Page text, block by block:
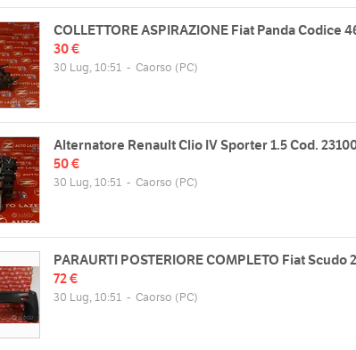
COLLETTORE ASPIRAZIONE Fiat Panda Codice
30 €
30 Lug, 10:51 - Caorso (PC)
Alternatore Renault Clio IV Sporter 1.5 Cod.
50 €
30 Lug, 10:51 - Caorso (PC)
PARAURTI POSTERIORE COMPLETO Fiat Scudo
72 €
30 Lug, 10:51 - Caorso (PC)